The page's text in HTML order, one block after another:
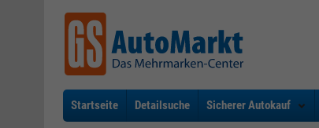
Startseite Detailsuche Sicherer Autokauf